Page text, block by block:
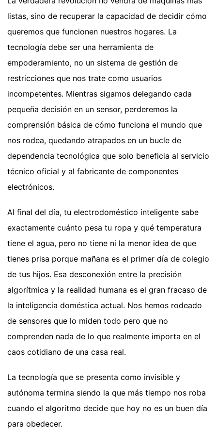
listas, sino de recuperar la capacidad de decidir cómo
queremos que funcionen nuestros hogares. La
tecnología debe ser una herramienta de
empoderamiento, no un sistema de gestión de
restricciones que nos trate como usuarios
incompetentes. Mientras sigamos delegando cada
pequeña decisión en un sensor, perderemos la
comprensión básica de cómo funciona el mundo que
nos rodea, quedando atrapados en un bucle de
dependencia tecnológica que solo beneficia al servicio
técnico oficial y al fabricante de componentes
electrónicos.
Al final del día, tu electrodoméstico inteligente sabe
exactamente cuánto pesa tu ropa y qué temperatura
tiene el agua, pero no tiene ni la menor idea de que
tienes prisa porque mañana es el primer día de colegio
de tus hijos. Esa desconexión entre la precisión
algorítmica y la realidad humana es el gran fracaso de
la inteligencia doméstica actual. Nos hemos rodeado
de sensores que lo miden todo pero que no
comprenden nada de lo que realmente importa en el
caos cotidiano de una casa real.
La tecnología que se presenta como invisible y
autónoma termina siendo la que más tiempo nos roba
cuando el algoritmo decide que hoy no es un buen día
para obedecer.